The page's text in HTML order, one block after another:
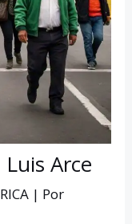
Arce
| Por